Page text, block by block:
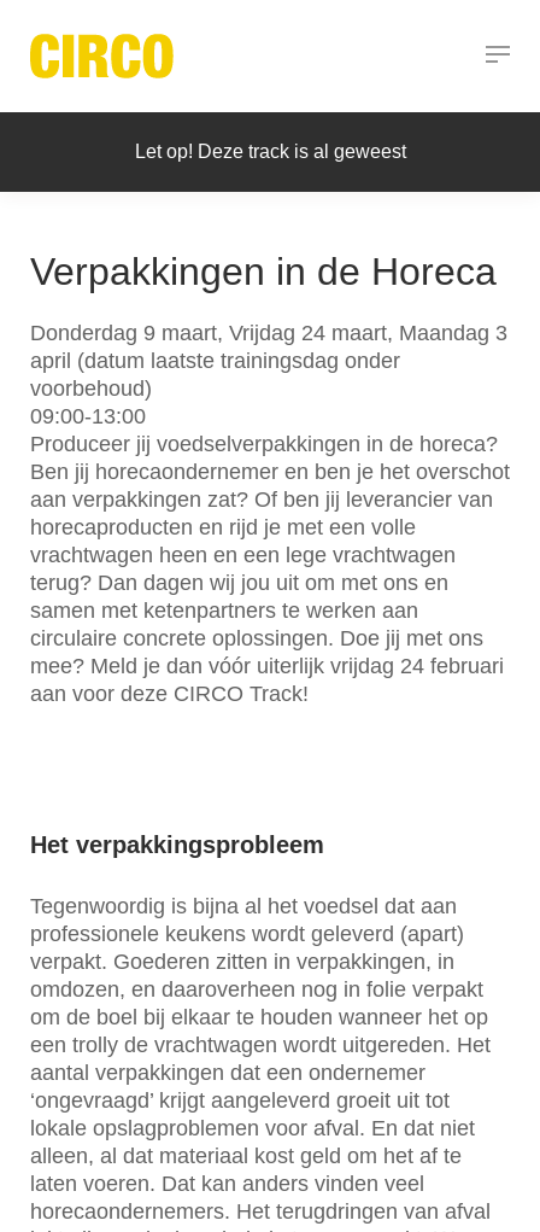
Verpakkingen in de Horeca
Donderdag 9 maart, Vrijdag 24 maart, Maandag 3
april (datum laatste trainingsdag onder
voorbehoud)
09:00-13:00
Produceer jij voedselverpakkingen in de horeca?
Ben jij horecaondernemer en ben je het overschot
aan verpakkingen zat? Of ben jij leverancier van
horecaproducten en rijd je met een volle
vrachtwagen heen en een lege vrachtwagen
terug? Dan dagen wij jou uit om met ons en
samen met ketenpartners te werken aan
circulaire concrete oplossingen. Doe jij met ons
mee? Meld je dan vóór uiterlijk vrijdag 24 februari
aan voor deze CIRCO Track!
Het verpakkingsprobleem
Tegenwoordig is bijna al het voedsel dat aan
professionele keukens wordt geleverd (apart)
verpakt. Goederen zitten in verpakkingen, in
omdozen, en daaroverheen nog in folie verpakt
om de boel bij elkaar te houden wanneer het op
een trolly de vrachtwagen wordt uitgereden. Het
aantal verpakkingen dat een ondernemer
‘ongevraagd’ krijgt aangeleverd groeit uit tot
lokale opslagproblemen voor afval. En dat niet
alleen, al dat materiaal kost geld om het af te
laten voeren. Dat kan anders vinden veel
horecaondernemers. Het terugdringen van afval
Let op! Deze track is al geweest